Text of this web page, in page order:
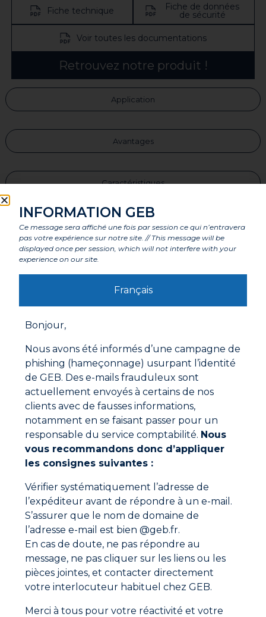
Fiche technique Fiche de données
de sécurité
Voir toutes les documentations
Retrouvez notre produit !
Application
Avantages
Caractéristiques
Composants
Avertissements
Nettoyer avec la Laine d’acier
Enduire les deux parties à souder avec de la Pâte à
souder à l’aide d’un pinceau pour décapant
Les assembler
Chauffer jusqu’à fusion de la pâte
Lisser avec un chiffon mouillé, laisser refroidir
Documentations à télécharger
Fiche de données de sécurité
INFORMATION GEB
Ce message sera affiché une fois par session ce qui n’entravera
pas votre expérience sur notre site. // This message will be
displayed once per session, which will not interfere with your
experience on our site.
Français
Bonjour,
Nous avons été informés d’une campagne de
phishing (hameçonnage) usurpant l’identité
de GEB. Des e-mails frauduleux sont
actuellement envoyés à certains de nos
clients avec de fausses informations,
notamment en se faisant passer pour un
responsable du service comptabilité. Nous
vous recommandons donc d’appliquer
les consignes suivantes :
Vérifier systématiquement l’adresse de
l’expéditeur avant de répondre à un e-mail.
S’assurer que le nom de domaine de
l’adresse e-mail est bien @geb.fr.
En cas de doute, ne pas répondre au
message, ne pas cliquer sur les liens ou les
pièces jointes, et contacter directement
votre interlocuteur habituel chez GEB.
Merci à tous pour votre réactivité et votre